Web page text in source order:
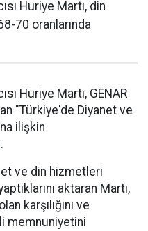
Huriye Martı, din
70 oranlarında
Huriye Martı, GENAR
"Türkiye'de Diyanet ve
ilişkin
ve din hizmetleri
aktaran Martı,
karşılığını ve
memnuniyetini